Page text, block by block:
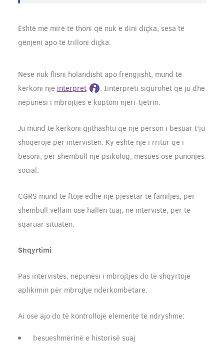
Është më mirë të thoni që nuk e dini diçka, sesa të
gënjeni apo të trilloni diçka.
Nëse nuk flisni holandisht apo frëngjisht, mund të
kërkoni një interpret
. Iinterpreti sigurohet që ju dhe
nëpunësi i mbrojtjes e kuptoni njëri-tjetrin.
Ju mund të kërkoni gjithashtu që një person i besuar t'ju
shoqërojë për intervistën. Ky është një i rritur që i
besoni, për shembull një psikolog, mësues ose punonjës
social.
CGRS mund të ftojë edhe një pjesëtar të familjes, për
shembull vëllain ose hallën tuaj, në intervistë, për të
sqaruar situatën.
Shqyrtimi
Pas intervistës, nëpunësi i mbrojtjes do të shqyrtojë
aplikimin për mbrojtje ndërkombëtare.
Ai ose ajo do të kontrollojë elemente të ndryshme:
besueshmërinë e historisë suaj